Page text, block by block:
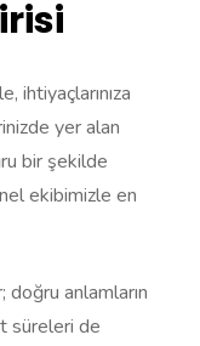
ihtiyaçlarınıza
yer alan
bir şekilde
ekibimizle en
doğru anlamların
süreleri de